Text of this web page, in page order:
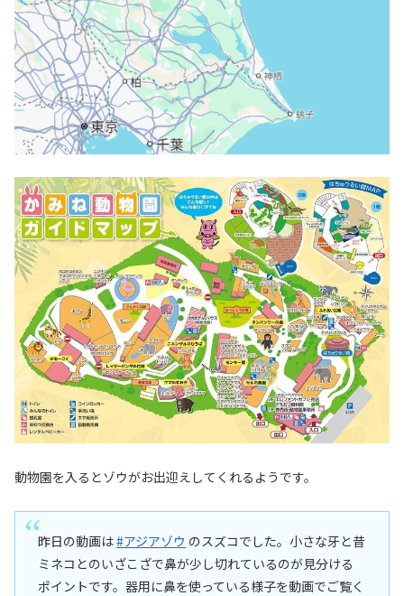
動物園を入るとゾウがお出迎えしてくれるようです。
昨日の動画は#アジアゾウ のスズコでした。小さな牙と昔
ミネコとのいざこざで鼻が少し切れているのが見分ける
ポイントです。器用に鼻を使っている様子を動画でご覧く